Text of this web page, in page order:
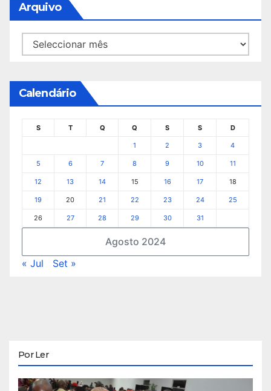
Arquivo
Arquivo
Calendário
Agosto 2024
S T Q Q S S D
1 2 3 4
5 6 7 8 9 10 11
12 13 14 15 16 17 18
19 20 21 22 23 24 25
26 27 28 29 30 31
« Jul Set »
Por Ler